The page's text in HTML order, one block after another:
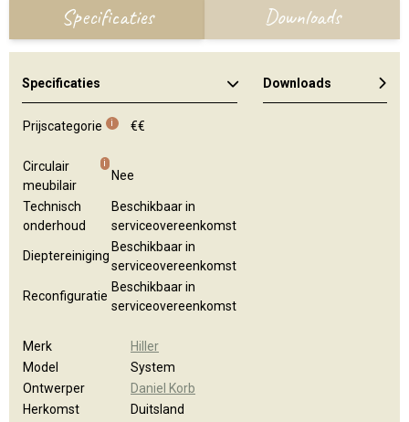
Specificaties Downloads
Specificaties
Prijscategorie i €€
Circulair
meubilair
i
Nee
Technisch
onderhoud
Beschikbaar in
serviceovereenkomst
Dieptereiniging
Beschikbaar in
serviceovereenkomst
Reconfiguratie
Beschikbaar in
serviceovereenkomst
Merk
Hiller
Model
System
Ontwerper
Daniel Korb
Herkomst
Duitsland
Downloads